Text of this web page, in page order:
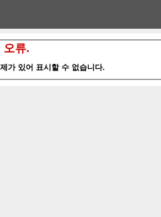
오류.
가 있어 표시할 수 없습니다.